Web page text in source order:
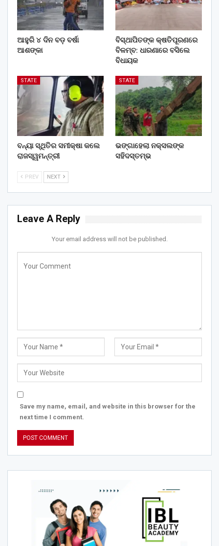
ଆହୁରି ୪ ଦିନ ବଡ଼ ବର୍ଷା
ଆଶଙ୍କା
ବିସ୍ଥାପିତଙ୍କ କ୍ଷତିପୂରଣରେ
ବିଳମ୍ବ: ଧାରଣାରେ ବସିଲେ
ବିଧାୟକ
STATE
ବନ୍ୟା ସ୍ଥିତିର ସମୀକ୍ଷା କଲେ
ରାଜସ୍ୱମନ୍ତ୍ରୀ
STATE
ଭଙ୍ଗାହେଲା ନକ୍ସଲଙ୍କ
ସହିଦସ୍ତମ୍ଭ
PREV NEXT
Leave A Reply
Your email address will not be published.
Save my name, email, and website in this browser for the
next time I comment.